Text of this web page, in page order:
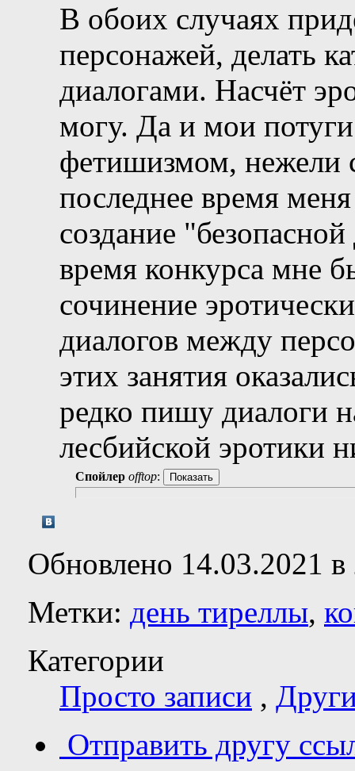
В обоих случаях
персонажей, делать
диалогами. Насчёт
могу. Да и мои
фетишизмом, нежели
последнее время
создание
время конкурса мне
сочинение
диалогов между
этих занятия
редко пишу диалоги
лесбийской эротики
Спойлер offtop:
Обновлено 14.03.2021 в
Метки: день тиреллы,
Категории
Просто записи ,
Отправить другу